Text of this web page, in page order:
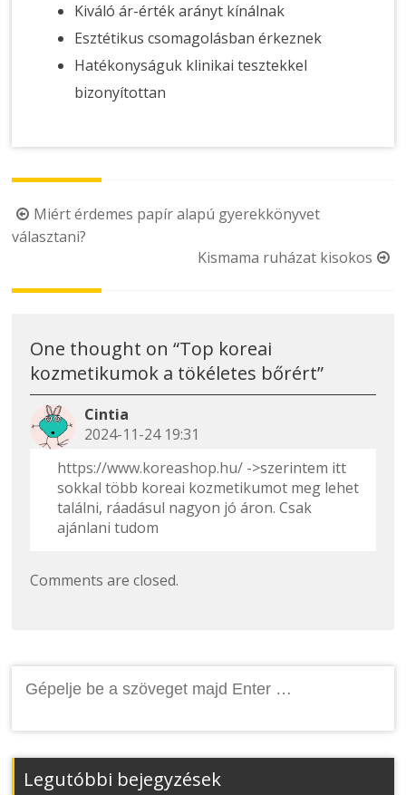
Kiváló ár-érték arányt kínálnak
Esztétikus csomagolásban érkeznek
Hatékonyságuk klinikai tesztekkel
bizonyítottan
Post
navigation
Miért érdemes papír alapú gyerekkönyvet
választani?
Kismama ruházat kisokos
One thought on “Top koreai
kozmetikumok a tökéletes bőrért”
Cintia
2024-11-24 19:31
https://www.koreashop.hu/ ->szerintem itt
sokkal több koreai kozmetikumot meg lehet
találni, ráadásul nagyon jó áron. Csak
ajánlani tudom
Comments are closed.
Legutóbbi bejegyzések